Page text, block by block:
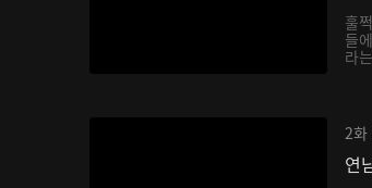
훌
들
라
2화
연